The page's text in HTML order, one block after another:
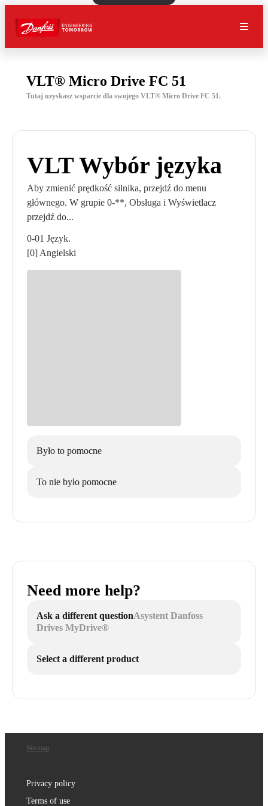
VLT® Micro Drive FC 51
Tutaj uzyskasz wsparcie dla swojego VLT® Micro Drive FC 51.
VLT Wybór języka
Aby zmienić prędkość silnika, przejdź do menu
głównego. W grupie 0-**, Obsługa i Wyświetlacz
przejdź do...
0-01 Język.
[0] Angielski
Było to pomocne
To nie było pomocne
Need more help?
Ask a different questionAsystent Danfoss
Drives MyDrive®
Select a different product
Sitemap
Privacy policy
Terms of use